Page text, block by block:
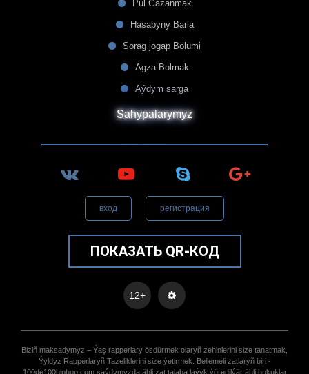
Pul Gazanmak
Hasabyny Barla
Sorag jogap Bölümi
Agza Bolmak
Aýdym sarga
Sahypalarymyz
вход регистрация
ПОКАЗАТЬ QR-КОД
12+
Biziñ maksadymyz – Ýaş rapperlary ösdürmek olaryñ zehinlerini size tanatmak,
Ýyldyz Rapperlaryñ Tazeliklerini size ýetirmek. Bellemeli zatlaryñ biri -
100de100hiphop.com saýdymyzda ähli zat talaba laýyk ýöredilýär ähli hukuklar